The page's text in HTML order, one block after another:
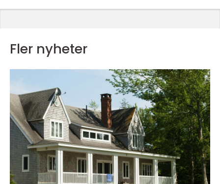
Fler nyheter